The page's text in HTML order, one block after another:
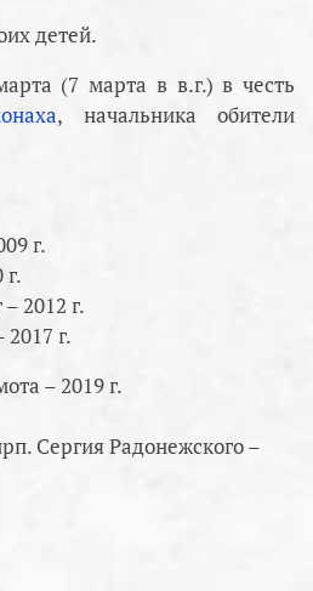
детей.
(7 марта в в.г.) в честь
, начальника обители
г.
2012 г.
г.
– 2019 г.
Сергия Радонежского –